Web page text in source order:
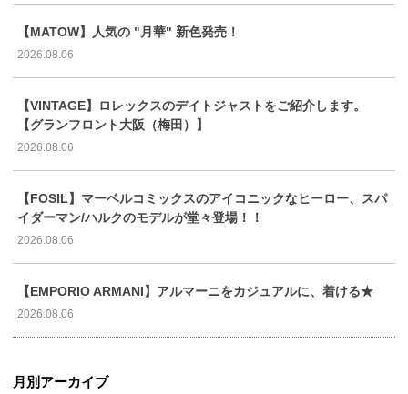
【MATOW】人気の "月華" 新色発売！
2026.08.06
【VINTAGE】ロレックスのデイトジャストをご紹介します。
【グランフロント大阪（梅田）】
2026.08.06
【FOSIL】マーベルコミックスのアイコニックなヒーロー、スパ
イダーマン/ハルクのモデルが堂々登場！！
2026.08.06
【EMPORIO ARMANI】アルマーニをカジュアルに、着ける★
2026.08.06
月別アーカイブ